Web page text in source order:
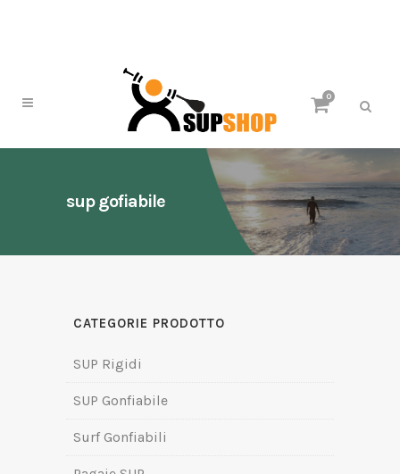
0
sup gofiabile
CATEGORIE PRODOTTO
SUP Rigidi
SUP Gonfiabile
Surf Gonfiabili